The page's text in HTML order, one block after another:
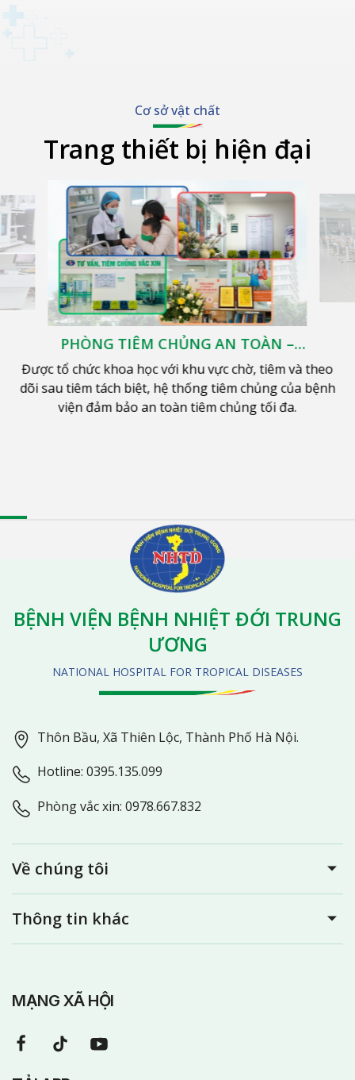
Cơ sở vật chất
Trang thiết bị hiện đại
PHÒNG TIÊM CHỦNG AN TOÀN –
KHÉP KÍN
Được tổ chức khoa học với khu vực chờ, tiêm và theo
dõi sau tiêm tách biệt, hệ thống tiêm chủng của bệnh
viện đảm bảo an toàn tiêm chủng tối đa.
BỆNH VIỆN BỆNH NHIỆT ĐỚI TRUNG
ƯƠNG
NATIONAL HOSPITAL FOR TROPICAL DISEASES
Thôn Bầu, Xã Thiên Lộc, Thành Phố Hà Nội.
Hotline: 0395.135.099
Phòng vắc xin: 0978.667.832
Về chúng tôi
Thông tin khác
MẠNG XÃ HỘI